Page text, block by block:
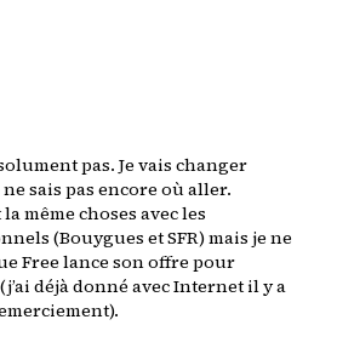
pas. Je vais changer
sais pas encore où aller.
même choses avec les
(Bouygues et SFR) mais je ne
Free lance son offre pour
déjà donné avec Internet il y a